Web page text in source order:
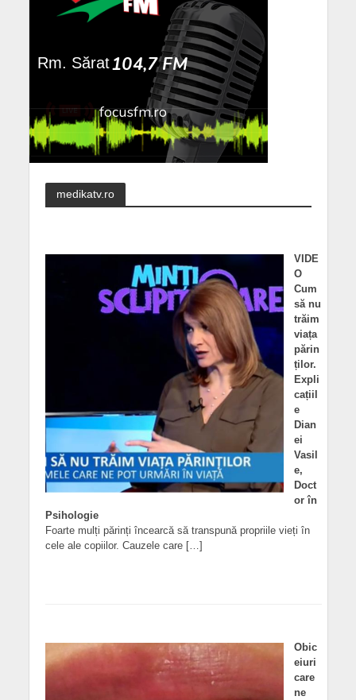
medikatv.ro
VIDE
O
Cum
să nu
trăim
viața
părin
ților.
Expli
cațiil
e
Dian
ei
Vasil
e,
Doct
or în
Psihologie
Foarte mulți părinți încearcă să transpună propriile vieți în
cele ale copiilor. Cauzele care […]
Obic
eiuri
care
ne